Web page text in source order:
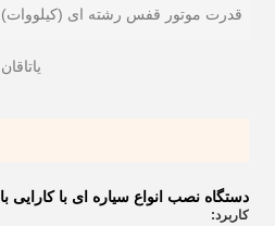
قدرت موتور قفس رشته ای
دستگاه نصب انواع سیاره ای با کارایی
کاربرد: